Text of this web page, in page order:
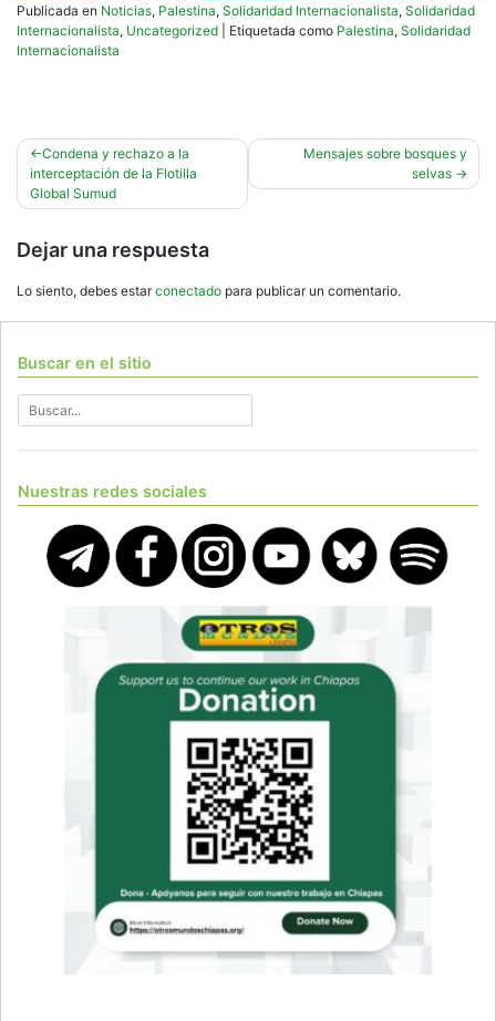
Publicada en Noticias, Palestina, Solidaridad Internacionalista, Solidaridad
Internacionalista, Uncategorized Etiquetada como Palestina, Solidaridad
Internacionalista
Navegación
de
entradas
Condena y rechazo a la
interceptación de la Flotilla
Global Sumud
Mensajes sobre bosques y
selvas
Dejar una respuesta
Lo siento, debes estarconectado para publicar un comentario.
Buscar en el sitio
Nuestras redes sociales